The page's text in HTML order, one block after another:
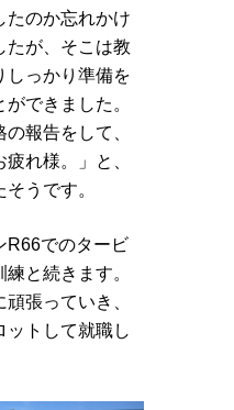
たのか忘れかけ
たが、そこは教
しっかり準備を
できました。
報告をして、
疲れ様。」と、
うです。
R66でのタービ
と続きます。
張っていき、
ットして就職し